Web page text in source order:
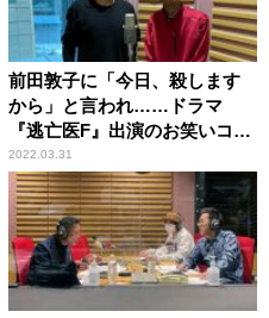
前田敦子に「今日、殺します
から」と言われ……ドラマ
『逃亡医F』出演のお笑いコン
ビ・ロケット団の倉本が驚き
のやり取り明かす
2022.03.31